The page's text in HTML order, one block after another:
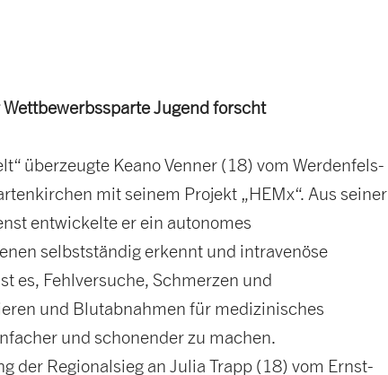
Jugend forscht
überzeugte Keano Venner (18) vom Werdenfels-
mit seinem Projekt „HEMx“. Aus seiner
entwickelte er ein autonomes
selbstständig erkennt und intravenöse
es, Fehlversuche, Schmerzen und
und Blutabnahmen für medizinisches
und schonender zu machen.
der Regionalsieg an Julia Trapp (18) vom Ernst-